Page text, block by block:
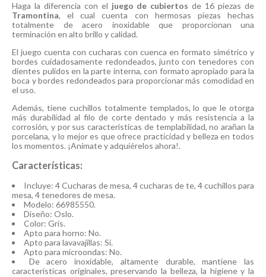
Haga la diferencia con el juego de cubiertos de 16 piezas de
Tramontina, el cual cuenta con hermosas piezas hechas
totalmente de acero inoxidable que proporcionan una
terminación en alto brillo y calidad.
El juego cuenta con cucharas con cuenca en formato simétrico y
bordes cuidadosamente redondeados, junto con tenedores con
dientes pulidos en la parte interna, con formato apropiado para la
boca y bordes redondeados para proporcionar más comodidad en
el uso.
Además, tiene cuchillos totalmente templados, lo que le otorga
más durabilidad al filo de corte dentado y más resistencia a la
corrosión, y por sus características de templabilidad, no arañan la
porcelana, y lo mejor es que ofrece practicidad y belleza en todos
los momentos. ¡Anímate y adquiérelos ahora!.
Características:
Incluye: 4 Cucharas de mesa, 4 cucharas de te, 4 cuchillos para
mesa, 4 tenedores de mesa.
Modelo: 66985550.
Diseño: Oslo.
Color: Gris.
Apto para horno: No.
Apto para lavavajillas: Si.
Apto para microondas: No.
De acero inoxidable, altamente durable, mantiene las
características originales, preservando la belleza, la higiene y la